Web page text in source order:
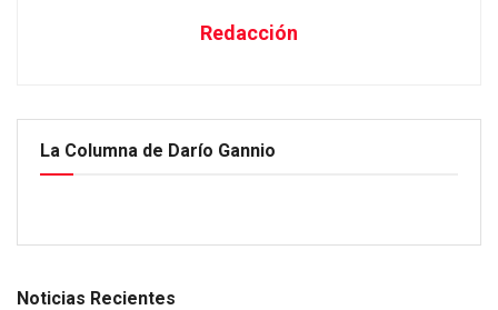
Redacción
La Columna de Darío Gannio
Noticias Recientes